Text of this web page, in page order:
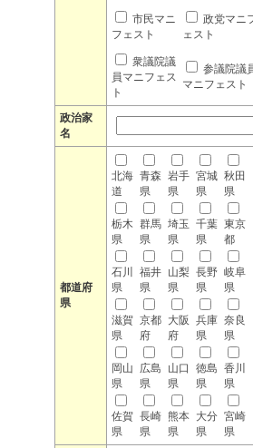
市民マニ
フェスト
政党マニ
ェスト
衆議院議
員マニフェス
ト
参議院議
マニフェスト
政治家
名
都道府
県
北海
道
青森
県
岩手
県
宮城
県
秋田
県
栃木
県
群馬
県
埼玉
県
千葉
県
東京
都
石川
県
福井
県
山梨
県
長野
県
岐阜
県
滋賀
県
京都
府
大阪
府
兵庫
県
奈良
県
岡山
県
広島
県
山口
県
徳島
県
香川
県
佐賀
県
長崎
県
熊本
県
大分
県
宮崎
県